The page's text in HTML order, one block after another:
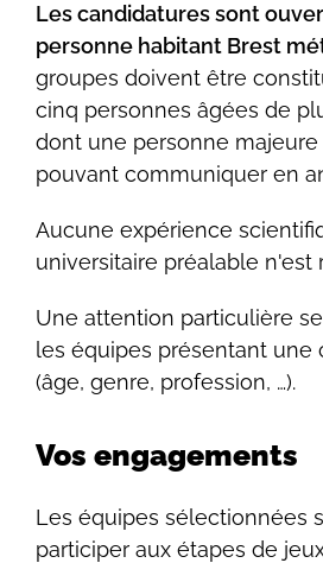
Les candidatures sont
personne habitant Brest
groupes doivent être
cinq personnes âgées de
dont une personne
pouvant communiquer en
Aucune expérience
universitaire préalable n'est
Une attention particulière
les équipes présentant une
(âge, genre, profession, …).
Vos engagements
Les équipes sélectionnées
participer aux étapes de